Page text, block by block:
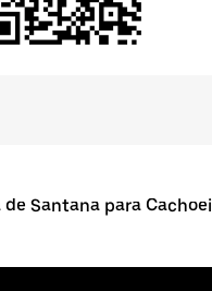
de Santana para